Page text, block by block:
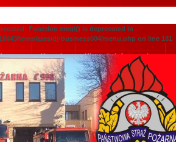
Function eregi() is deprecated in
templates/dj-business004/menu.php on line 181
Kontakt Klauzula informacyjna